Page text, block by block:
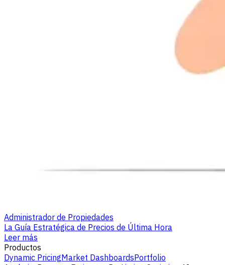
Administrador de Propiedades
La Guía Estratégica de Precios de Última Hora
Leer más
Productos
Dynamic PricingMarket DashboardsPortfolio